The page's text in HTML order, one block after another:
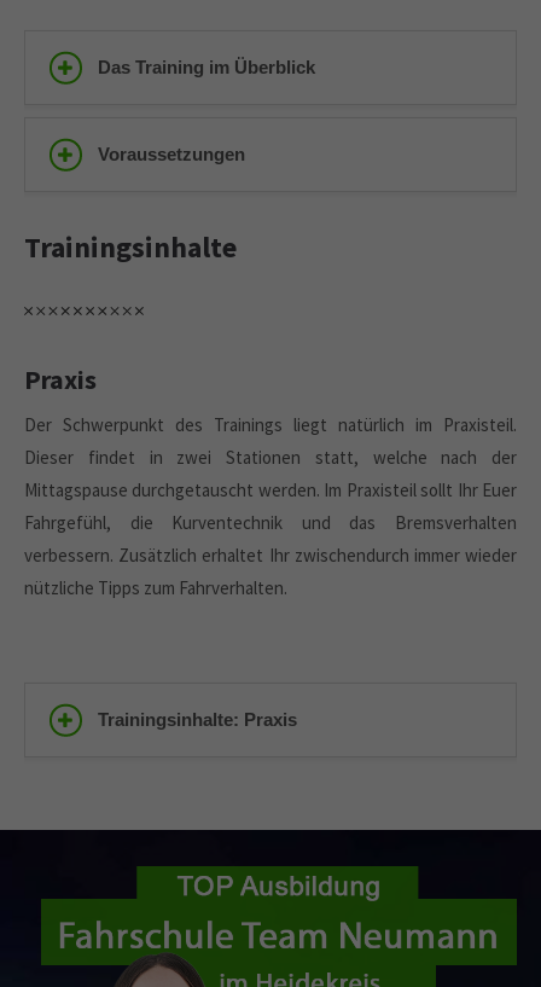
Das Training im Überblick
Voraussetzungen
Trainingsinhalte
Praxis
Der Schwerpunkt des Trainings liegt natürlich im Praxisteil.
Dieser findet in zwei Stationen statt, welche nach der
Mittagspause durchgetauscht werden. Im Praxisteil sollt Ihr Euer
Fahrgefühl, die Kurventechnik und das Bremsverhalten
verbessern. Zusätzlich erhaltet Ihr zwischendurch immer wieder
nützliche Tipps zum Fahrverhalten.
Trainingsinhalte: Praxis